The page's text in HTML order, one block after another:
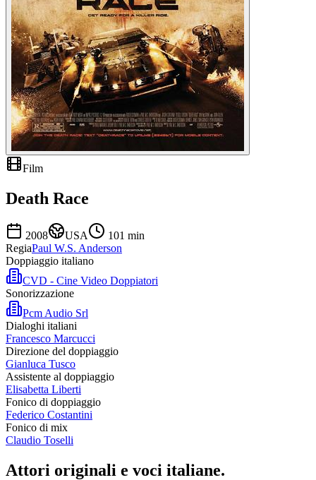
Film
Death Race
2008 USA 101 min
RegiaPaul W.S. Anderson
Doppiaggio italiano
CVD - Cine Video Doppiatori
Sonorizzazione
Pcm Audio Srl
Dialoghi italiani
Francesco Marcucci
Direzione del doppiaggio
Gianluca Tusco
Assistente al doppiaggio
Elisabetta Liberti
Fonico di doppiaggio
Federico Costantini
Fonico di mix
Claudio Toselli
Attori originali e voci italiane.